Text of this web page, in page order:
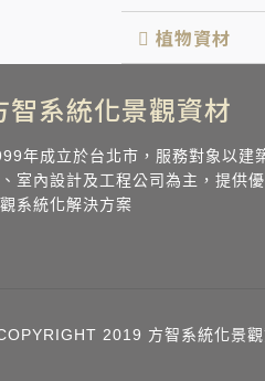
植物資材
智系統化景觀資材
年成立於台北市，服務對象以建
室內設計及工程公司為主，提供
系統化解決方案
2019 方智系統化景